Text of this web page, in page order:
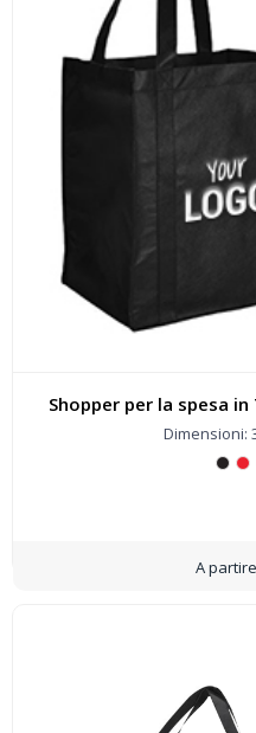
Shopper per la spesa
Dimensioni: